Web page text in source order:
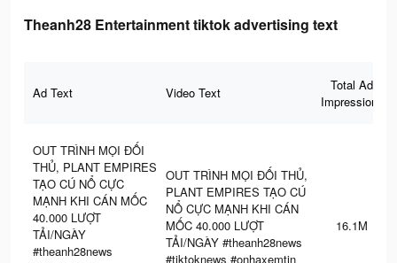
Theanh28 Entertainment tiktok advertising text
Ad Text Video Text
Total Ad
Impressions
OUT TRÌNH MỌI ĐỐI
THỦ, PLANT EMPIRES
TẠO CÚ NỔ CỰC
MẠNH KHI CÁN MỐC
40.000 LƯỢT
TẢI/NGÀY
#theanh28news
OUT TRÌNH MỌI ĐỐI THỦ,
PLANT EMPIRES TẠO CÚ
NỔ CỰC MẠNH KHI CÁN
MỐC 40.000 LƯỢT
TẢI/NGÀY #theanh28news
#tiktoknews #onhaxemtin
16.1M